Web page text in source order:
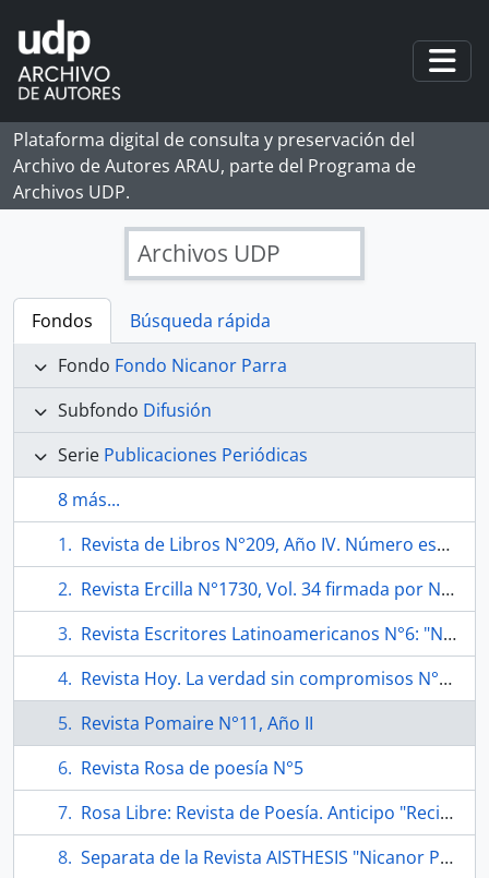
Skip to main content
Plataforma digital de consulta y preservación del
Archivo de Autores ARAU, parte del Programa de
Archivos UDP.
Archivos UDP
Fondos
Búsqueda rápida
Fondo Fondo Nicanor Parra
Subfondo Difusión
Serie Publicaciones Periódicas
8 más...
Revista de Libros N°209, Año IV. Número especial "Violeta Parra: 'Pienso cantar Día Domingo en el cielo'"
Revista Ercilla N°1730, Vol. 34 firmada por Nicanor Parra
Revista Escritores Latinoamericanos N°6: "Nicanor Parra (1914)"
Revista Hoy. La verdad sin compromisos N°311, Año VII
Revista Pomaire N°11, Año II
Revista Rosa de poesía N°5
Rosa Libre: Revista de Poesía. Anticipo "Recital de Inés Moreno"
Separata de la Revista AISTHESIS "Nicanor Parra, un ejercicio respiratorio. Fuentes de Consulta sobre Nicanor Parra"